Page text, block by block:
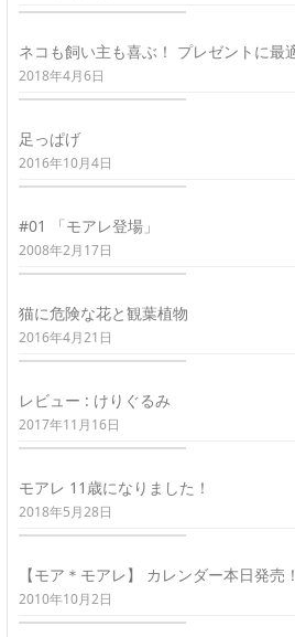
ネコも飼い主も喜ぶ！ プレゼントに最
2018年4月6日
足っぱげ
2016年10月4日
#01 「モアレ登場」
2008年2月17日
猫に危険な花と観葉植物
2016年4月21日
レビュー : けりぐるみ
2017年11月16日
モアレ 11歳になりました！
2018年5月28日
【モア＊モアレ】 カレンダー本日発売！
2010年10月2日